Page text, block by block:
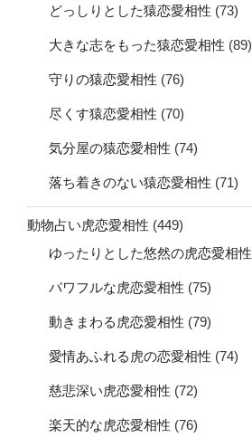
どっしりとした猿恋愛相性 (73)
大きな志をもった猿恋愛相性 (89)
守りの猿恋愛相性 (76)
尽くす猿恋愛相性 (70)
気分屋の猿恋愛相性 (74)
落ち着きのない猿恋愛相性 (71)
動物占い虎恋愛相性 (449)
ゆったりとした悠然の虎恋愛相性
パワフルな虎恋愛相性 (75)
動きまわる虎恋愛相性 (79)
愛情あふれる虎の恋愛相性 (74)
慈悲深い虎恋愛相性 (72)
楽天的な虎恋愛相性 (76)